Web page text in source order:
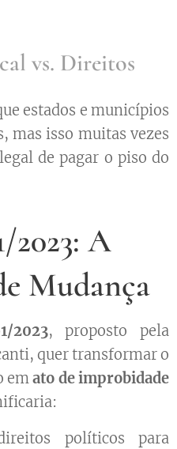
vs. Direitos
estados e municípios
mas isso muitas vezes
de pagar o piso do
2023: A
Mudança
2023, proposto pela
quer transformar o
emato de improbidade
políticos para